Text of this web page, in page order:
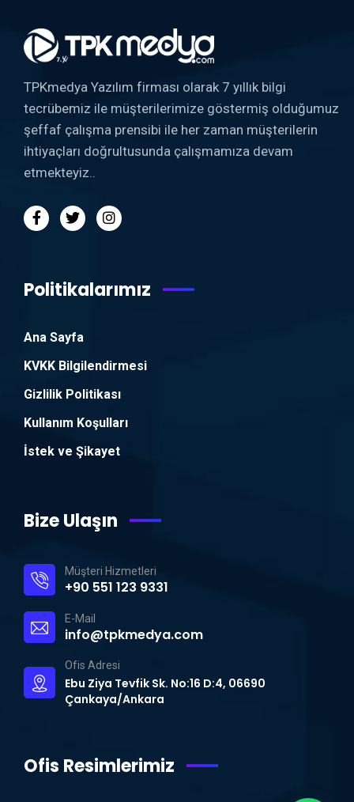
TPKmedya Yazılım firması olarak 7 yıllık bilgi
tecrübemiz ile müşterilerimize göstermiş olduğumuz
şeffaf çalışma prensibi ile her zaman müşterilerin
ihtiyaçları doğrultusunda çalışmamıza devam
etmekteyiz..
Politikalarımız
Ana Sayfa
KVKK Bilgilendirmesi
Gizlilik Politikası
Kullanım Koşulları
İstek ve Şikayet
Bize Ulaşın
Müşteri Hizmetleri
+90 551 123 9331
E-Mail
info@tpkmedya.com
Ofis Adresi
Ebu Ziya Tevfik Sk. No:16 D:4, 06690
Çankaya/Ankara
Ofis Resimlerimiz